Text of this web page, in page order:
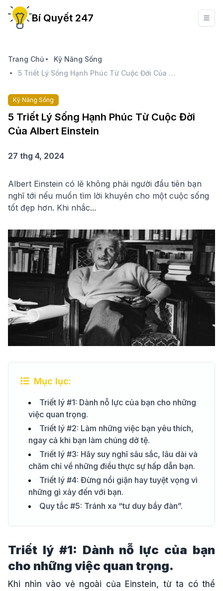
Bí Quyết 247
Trang Chủ
Kỹ Năng Sống
5 Triết Lý Sống Hạnh Phúc Từ Cuộc Đời Của Albert Einstein
Kỹ Năng Sống
5 Triết Lý Sống Hạnh Phúc Từ Cuộc Đời
Của Albert Einstein
27 thg 4, 2024
Albert Einstein có lẽ không phải người đầu tiên bạn
nghĩ tới nếu muốn tìm lời khuyên cho một cuộc sống
tốt đẹp hơn. Khi nhắc...
Mục lục:
Triết lý #1: Dành nỗ lực của bạn cho những
việc quan trọng.
Triết lý #2: Làm những việc bạn yêu thích,
ngay cả khi bạn làm chúng dở tệ.
Triết lý #3: Hãy suy nghĩ sâu sắc, lâu dài và
chăm chỉ về những điều thực sự hấp dẫn bạn.
Triết lý #4: Đừng nổi giận hay tuyệt vọng vì
những gì xảy đến với bạn.
Quy tắc #5: Tránh xa “tư duy bầy đàn”.
Triết lý #1: Dành nỗ lực của bạn
cho những việc quan trọng.
Khi nhìn vào vẻ ngoài của Einstein, từ ta có thể